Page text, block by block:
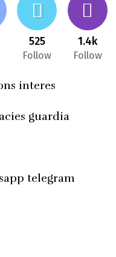
525
Follow
1.4k
Follow